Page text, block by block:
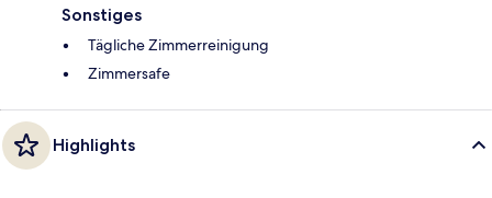
Sonstiges
Tägliche Zimmerreinigung
Zimmersafe
Highlights